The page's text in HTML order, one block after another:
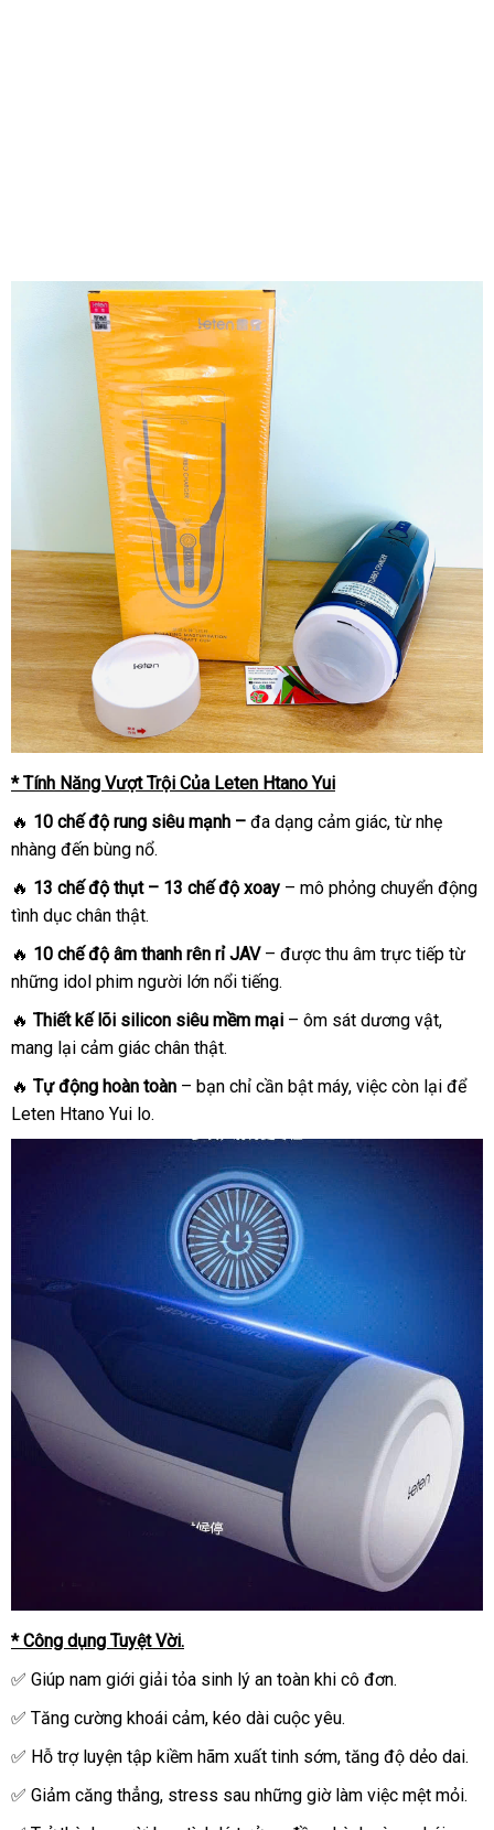
* Tính Năng Vượt Trội Của Leten Htano Yui
🔥 10 chế độ rung siêu mạnh – đa dạng cảm giác, từ nhẹ
nhàng đến bùng nổ.
🔥 13 chế độ thụt – 13 chế độ xoay – mô phỏng chuyển động
tình dục chân thật.
🔥 10 chế độ âm thanh rên rỉ JAV – được thu âm trực tiếp từ
những idol phim người lớn nổi tiếng.
🔥 Thiết kế lõi silicon siêu mềm mại – ôm sát dương vật,
mang lại cảm giác chân thật.
🔥 Tự động hoàn toàn – bạn chỉ cần bật máy, việc còn lại để
Leten Htano Yui lo.
* Công dụng Tuyệt Vời.
✅ Giúp nam giới giải tỏa sinh lý an toàn khi cô đơn.
✅ Tăng cường khoái cảm, kéo dài cuộc yêu.
✅ Hỗ trợ luyện tập kiềm hãm xuất tinh sớm, tăng độ dẻo dai.
✅ Giảm căng thẳng, stress sau những giờ làm việc mệt mỏi.